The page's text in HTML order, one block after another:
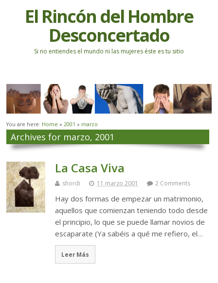
El Rincón del Hombre
Desconcertado
Si no entiendes el mundo ni las mujeres éste es tu sitio
You are here: Home » 2001 » marzo
Archives for marzo, 2001
La Casa Viva
shordi 11 marzo 2001 2 Comments
Hay dos formas de empezar un matrimonio,
aquellos que comienzan teniendo todo desde
el principio, lo que se puede llamar novios de
escaparate (Ya sabéis a qué me refiero, el…
Leer Más